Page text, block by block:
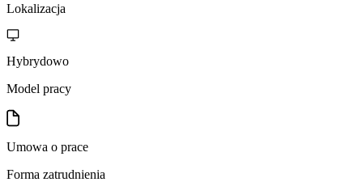
Lokalizacja
Hybrydowo
Model pracy
Umowa o prace
Forma zatrudnienia